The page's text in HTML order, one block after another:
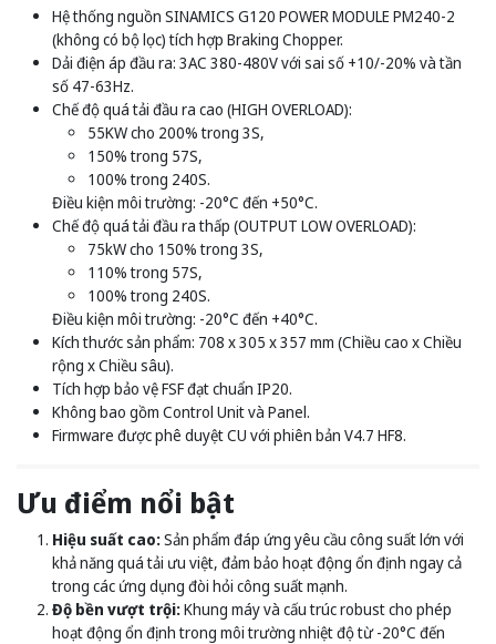
Hệ thống nguồn SINAMICS G120 POWER MODULE PM240-2
(không có bộ lọc) tích hợp Braking Chopper.
Dải điện áp đầu ra: 3AC 380-480V với sai số +10/-20% và tần
số 47-63Hz.
Chế độ quá tải đầu ra cao (HIGH OVERLOAD):
55KW cho 200% trong 3S,
150% trong 57S,
100% trong 240S.
Điều kiện môi trường: -20°C đến +50°C.
Chế độ quá tải đầu ra thấp (OUTPUT LOW OVERLOAD):
75kW cho 150% trong 3S,
110% trong 57S,
100% trong 240S.
Điều kiện môi trường: -20°C đến +40°C.
Kích thước sản phẩm: 708 x 305 x 357 mm (Chiều cao x Chiều
rộng x Chiều sâu).
Tích hợp bảo vệ FSF đạt chuẩn IP20.
Không bao gồm Control Unit và Panel.
Firmware được phê duyệt CU với phiên bản V4.7 HF8.
Ưu điểm nổi bật
Hiệu suất cao:Sản phẩm đáp ứng yêu cầu công suất lớn với
khả năng quá tải ưu việt, đảm bảo hoạt động ổn định ngay cả
trong các ứng dụng đòi hỏi công suất mạnh.
Độ bền vượt trội:Khung máy và cấu trúc robust cho phép
hoạt động ổn định trong môi trường nhiệt độ từ -20°C đến